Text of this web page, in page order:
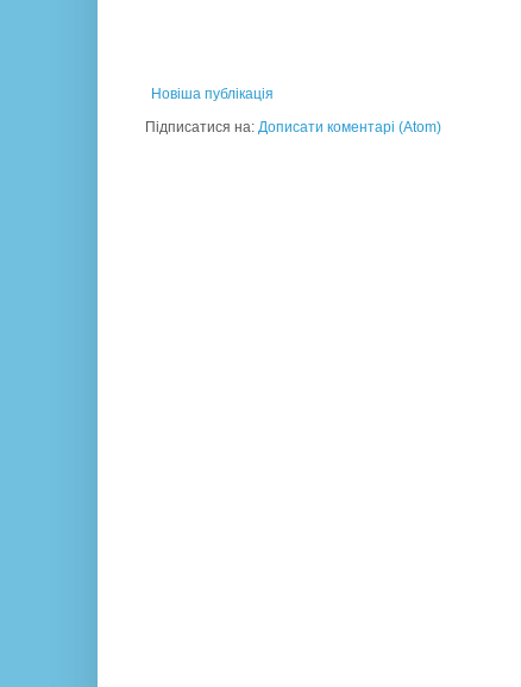
Новіша публікація
Підписатися на: Дописати коментарі (Atom)